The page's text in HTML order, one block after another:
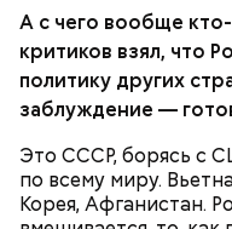
А с чего вообще
критиков взял, что
политику других
заблуждение —
Это СССР, борясь с
по всему миру.
Корея, Афганистан.